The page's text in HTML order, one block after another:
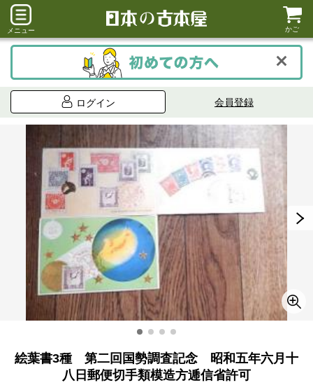
メニュー かご
ログイン 会員登録
絵葉書3種 第二回国勢調査記念 昭和五年六月十
八日郵便切手類模造方逓信省許可